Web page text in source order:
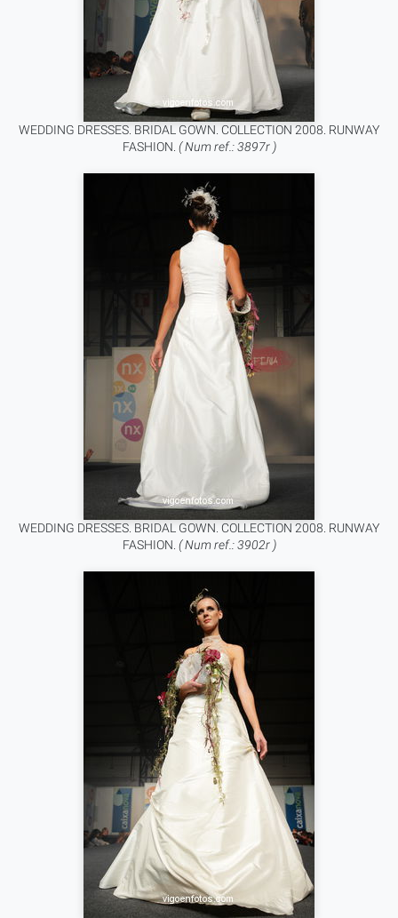
WEDDING DRESSES. BRIDAL GOWN. COLLECTION 2008. RUNWAY
FASHION. ( Num ref.: 3897r )
WEDDING DRESSES. BRIDAL GOWN. COLLECTION 2008. RUNWAY
FASHION. ( Num ref.: 3902r )